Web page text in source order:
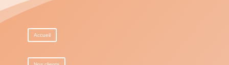
Accueil